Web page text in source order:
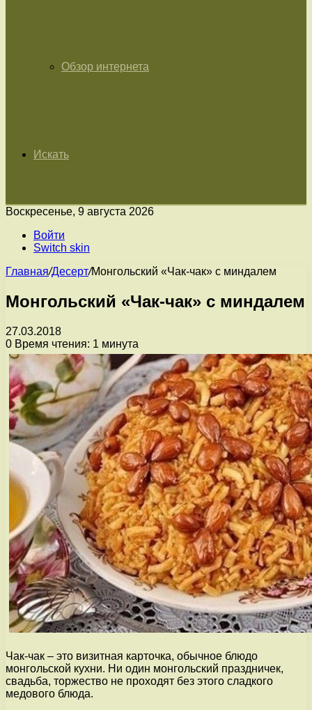
Обзор интернета
Искать
Воскресенье, 9 августа 2026
Войти
Switch skin
Главная/Десерт/Монгольский «Чак-чак» с миндалем
Монгольский «Чак-чак» с миндалем
27.03.2018
0 Время чтения: 1 минута
Чак-чак – это визитная карточка, обычное блюдо
монгольской кухни. Ни один монгольский праздничек,
свадьба, торжество не проходят без этого сладкого
медового блюда.